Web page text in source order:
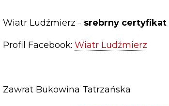
Wiatr Ludźmierz - srebrny certyfikat
Profil Facebook: Wiatr Ludźmierz
Zawrat Bukowina Tatrzańska